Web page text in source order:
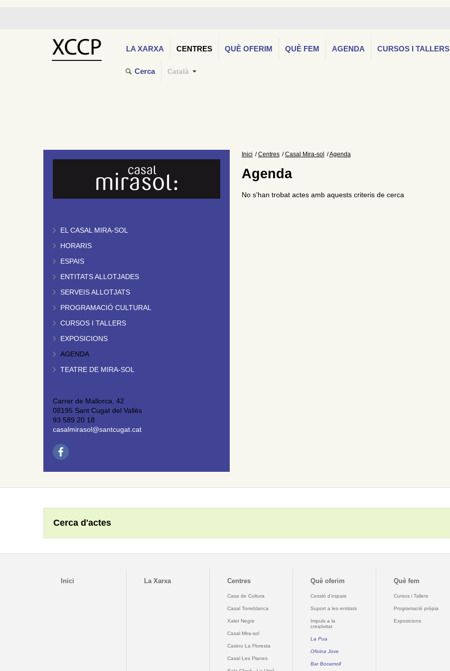
LA XARXA CENTRES QUÈ OFERIM QUÈ FEM AGENDA CURSOS I TALLERS
Cerca Català
EL CASAL MIRA-SOL
HORARIS
ESPAIS
ENTITATS ALLOTJADES
SERVEIS ALLOTJATS
PROGRAMACIÓ CULTURAL
CURSOS I TALLERS
EXPOSICIONS
AGENDA
TEATRE DE MIRA-SOL
Carrer de Mallorca, 42
08195 Sant Cugat del Vallès
93 589 20 18
casalmirasol@santcugat.cat
Inici Centres Casal Mira-sol Agenda
Agenda
No s'han trobat actes amb aquests criteris de cerca
Cerca d'actes
Inici La Xarxa Centres
Casa de Cultura
Casal Torreblanca
Xalet Negre
Casal Mira-sol
Casino La Floresta
Casal Les Planes
Què oferim
Cessió d'espais
Suport a les entitats
Impuls a la
creativitat
La Pua
Oficina Jove
Bar Bocamoll
Què fem
Cursos i Tallers
Programació pròpia
Exposicions